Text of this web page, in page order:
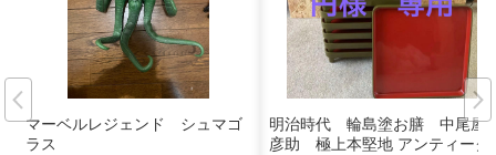
マーベルレジェンド シュマゴ
ラス
明治時代 輪島塗お膳 中尾屋
彦助 極上本堅地 アンティーク